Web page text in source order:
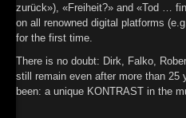
zurück»), «Freiheit?» and «Tod …
on all renowned digital platforms
for the first time.
There is no doubt: Dirk, Falko,
still remain even after more than 25
been: a unique KONTRAST in the